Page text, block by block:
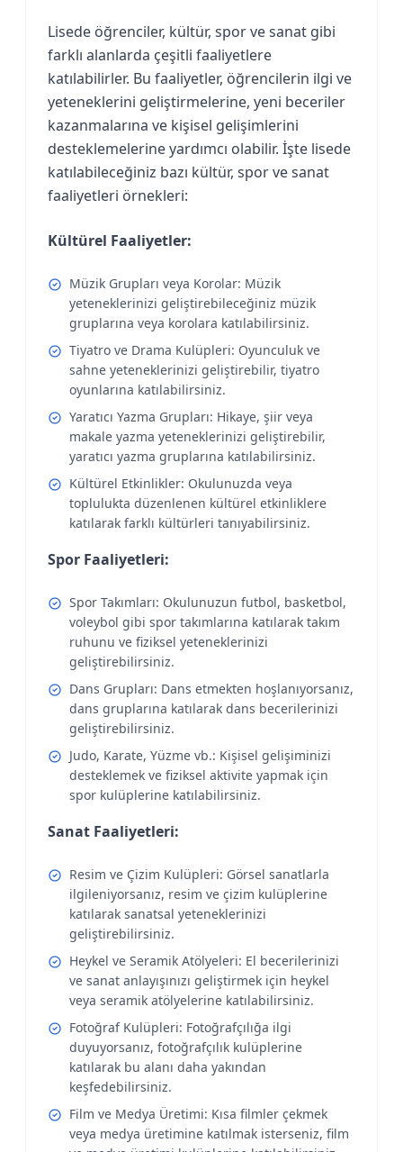
Lisede öğrenciler, kültür, spor ve sanat gibi
farklı alanlarda çeşitli faaliyetlere
katılabilirler. Bu faaliyetler, öğrencilerin ilgi ve
yeteneklerini geliştirmelerine, yeni beceriler
kazanmalarına ve kişisel gelişimlerini
desteklemelerine yardımcı olabilir. İşte lisede
katılabileceğiniz bazı kültür, spor ve sanat
faaliyetleri örnekleri:
Kültürel Faaliyetler:
Müzik Grupları veya Korolar: Müzik
yeteneklerinizi geliştirebileceğiniz müzik
gruplarına veya korolara katılabilirsiniz.
Tiyatro ve Drama Kulüpleri: Oyunculuk ve
sahne yeteneklerinizi geliştirebilir, tiyatro
oyunlarına katılabilirsiniz.
Yaratıcı Yazma Grupları: Hikaye, şiir veya
makale yazma yeteneklerinizi geliştirebilir,
yaratıcı yazma gruplarına katılabilirsiniz.
Kültürel Etkinlikler: Okulunuzda veya
toplulukta düzenlenen kültürel etkinliklere
katılarak farklı kültürleri tanıyabilirsiniz.
Spor Faaliyetleri:
Spor Takımları: Okulunuzun futbol, basketbol,
voleybol gibi spor takımlarına katılarak takım
ruhunu ve fiziksel yeteneklerinizi
geliştirebilirsiniz.
Dans Grupları: Dans etmekten hoşlanıyorsanız,
dans gruplarına katılarak dans becerilerinizi
geliştirebilirsiniz.
Judo, Karate, Yüzme vb.: Kişisel gelişiminizi
desteklemek ve fiziksel aktivite yapmak için
spor kulüplerine katılabilirsiniz.
Sanat Faaliyetleri:
Resim ve Çizim Kulüpleri: Görsel sanatlarla
ilgileniyorsanız, resim ve çizim kulüplerine
katılarak sanatsal yeteneklerinizi
geliştirebilirsiniz.
Heykel ve Seramik Atölyeleri: El becerilerinizi
ve sanat anlayışınızı geliştirmek için heykel
veya seramik atölyelerine katılabilirsiniz.
Fotoğraf Kulüpleri: Fotoğrafçılığa ilgi
duyuyorsanız, fotoğrafçılık kulüplerine
katılarak bu alanı daha yakından
keşfedebilirsiniz.
Film ve Medya Üretimi: Kısa filmler çekmek
veya medya üretimine katılmak isterseniz, film